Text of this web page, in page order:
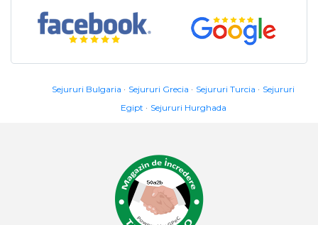
Sejururi Bulgaria Sejururi Grecia Sejururi Turcia
Sejururi
Egipt
Sejururi Hurghada